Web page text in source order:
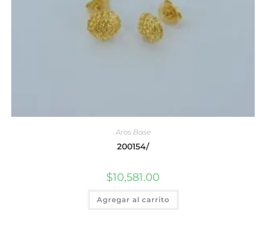
Aros Base
200154/
$10,581.00
Agregar al carrito